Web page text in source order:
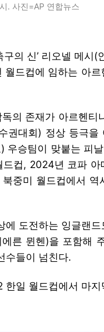
. 사진=AP 연합뉴스
구의 신’ 리오넬 메시
월드컵에 임하는 아
의 존재가 아르헨티
권대회) 정상 등극
우승팀이 맞붙는 피
컵, 2024년 코파 아
중미 월드컵에서 역
도전하는 잉글랜드
른 뮌헨)을 포함해
수들이 넘친다.
일 월드컵에서 마